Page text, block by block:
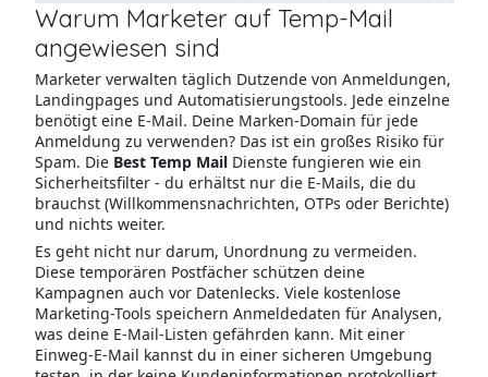
Warum Marketer auf Temp-Mail
angewiesen sind
Marketer verwalten täglich Dutzende von Anmeldungen,
Landingpages und Automatisierungstools. Jede einzelne
benötigt eine E-Mail. Deine Marken-Domain für jede
Anmeldung zu verwenden? Das ist ein großes Risiko für
Spam. Die Best Temp MailDienste fungieren wie ein
Sicherheitsfilter - du erhältst nur die E-Mails, die du
brauchst (Willkommensnachrichten, OTPs oder Berichte)
und nichts weiter.
Es geht nicht nur darum, Unordnung zu vermeiden.
Diese temporären Postfächer schützen deine
Kampagnen auch vor Datenlecks. Viele kostenlose
Marketing-Tools speichern Anmeldedaten für Analysen,
was deine E-Mail-Listen gefährden kann. Mit einer
Einweg-E-Mail kannst du in einer sicheren Umgebung